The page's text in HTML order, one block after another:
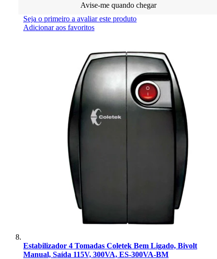
Avise-me quando chegar
Seja o primeiro a avaliar este produto
Adicionar aos favoritos
Estabilizador 4 Tomadas Coletek Bem Ligado, Bivolt
Manual, Saída 115V, 300VA, ES-300VA-BM